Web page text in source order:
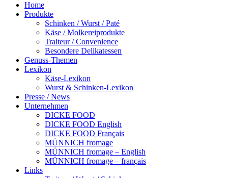
Home
Produkte
Schinken / Wurst / Paté
Käse / Molkereiprodukte
Traiteur / Convenience
Besondere Delikatessen
Genuss-Themen
Lexikon
Käse-Lexikon
Wurst & Schinken-Lexikon
Presse / News
Unternehmen
DICKE FOOD
DICKE FOOD English
DICKE FOOD Français
MÜNNICH fromage
MÜNNICH fromage – English
MÜNNICH fromage – français
Links